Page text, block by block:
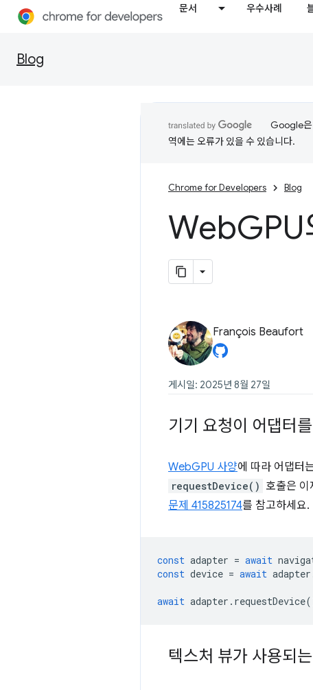
문서 우수사례
Blog
Google은
역에는 오류가 있을 수 있습니다.
Chrome for Developers Blog
Web
François Beaufort
게시일: 2025년 8월 27일
기기 요청이 어댑터
WebGPU 사양에 따라 어댑터
requestDevice() 호출은
문제 415825174를 참고하세요.
const adapter = await
const device = await adapter
await adapter . requestDevice
텍스처 뷰가 사용되